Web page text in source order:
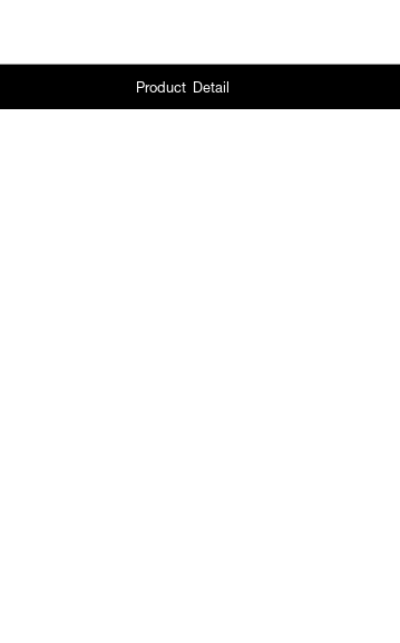
Product Detail